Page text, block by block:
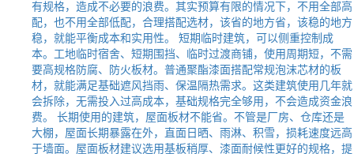
有规格，造成不必要的浪费。其实预算有限的情况下，不用全部高
配，也不用全部低配，合理搭配选材，该省的地方省，该稳的地方
稳，就能平衡成本和实用性。 短期临时建筑，可以侧重控制成
本。工地临时宿舍、短期围挡、临时过渡商铺，使用周期短，不需
要高规格防腐、防火板材。普通聚酯漆面搭配常规泡沫芯材的板
材，就能满足基础遮风挡雨、保温隔热需求。这类建筑使用几年就
会拆除，无需投入过高成本，基础规格完全够用，不会造成资金浪
费。 长期使用的建筑，屋面板材不能省。不管是厂房、仓库还是
大棚，屋面长期暴露在外，直面日晒、雨淋、积雪，损耗速度远高
于墙面。屋面板材建议选用基板稍厚、漆面耐候性更好的规格，提